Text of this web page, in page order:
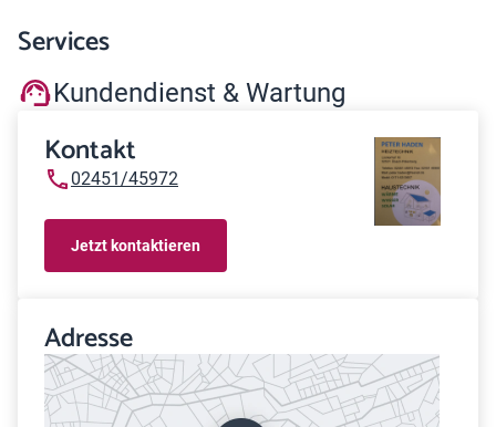
Services
Kundendienst & Wartung
Kontakt
02451/45972
Jetzt kontaktieren
Adresse